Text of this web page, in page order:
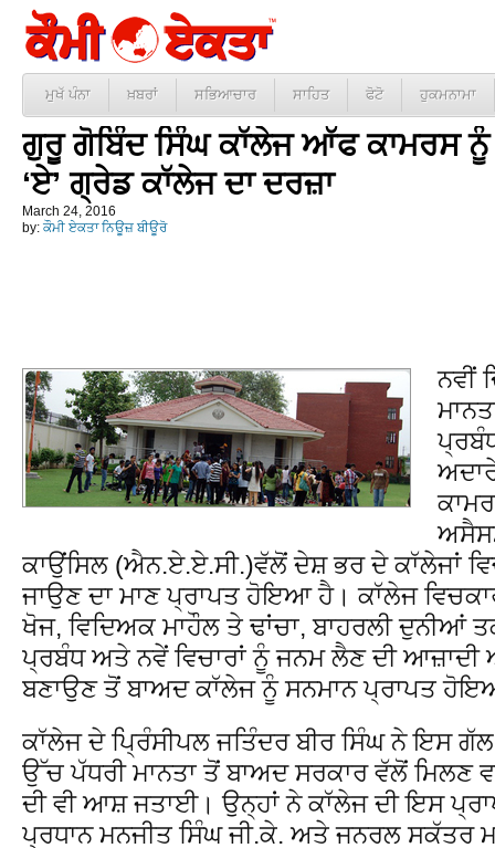
ਮੁਖੱ ਪੰਨਾ ਖ਼ਬਰਾਂ ਸਭਿਆਚਾਰ ਸਾਹਿਤ ਫੋਟੋ ਹੁਕਮਨਾਮਾ
ਗੁਰੂ ਗੋਬਿੰਦ ਸਿੰਘ ਕਾੱਲੇਜ ਆੱਫ ਕਾਮਰਸ ਨੂੰ
‘ਏ’ ਗ੍ਰੇਡ ਕਾੱਲੇਜ ਦਾ ਦਰਜ਼ਾ
March 24, 2016
by: ਕੌਮੀ ਏਕਤਾ ਨਿਊਜ਼ ਬੀਊਰੋ
ਨਵੀਂ
ਕਾਉਂਸਿਲ (ਐਨ.ਏ.ਏ.ਸੀ.)ਵੱਲੋਂ ਦੇਸ਼ ਭਰ ਦੇ ਕਾੱਲੇਜਾਂ
ਜਾਉਣ ਦਾ ਮਾਣ ਪ੍ਰਾਪਤ ਹੋਇਆ ਹੈ। ਕਾੱਲੇਜ
ਖੋਜ, ਵਿਦਿਅਕ ਮਾਹੌਲ ਤੇ ਢਾਂਚਾ, ਬਾਹਰਲੀ ਦੁਨੀਆਂ
ਪ੍ਰਬੰਧ ਅਤੇ ਨਵੇਂ ਵਿਚਾਰਾਂ ਨੂੰ ਜਨਮ ਲੈਣ ਦੀ
ਬਣਾਉਣ ਤੋਂ ਬਾਅਦ ਕਾੱਲੇਜ ਨੂੰ ਸਨਮਾਨ ਪ੍ਰਾਪਤ
ਕਾੱਲੇਜ ਦੇ ਪ੍ਰਿੰਸੀਪਲ ਜਤਿੰਦਰ ਬੀਰ ਸਿੰਘ ਨੇ ਇਸ
ਉੱਚ ਪੱਧਰੀ ਮਾਨਤਾ ਤੋਂ ਬਾਅਦ ਸਰਕਾਰ ਵੱਲੋਂ ਮਿਲਣ
ਦੀ ਵੀ ਆਸ਼ ਜਤਾਈ। ਉਨ੍ਹਾਂ ਨੇ ਕਾੱਲੇਜ ਦੀ ਇਸ
ਪ੍ਰਧਾਨ ਮਨਜੀਤ ਸਿੰਘ ਜੀ.ਕੇ. ਅਤੇ ਜਨਰਲ ਸਕੱਤਰ